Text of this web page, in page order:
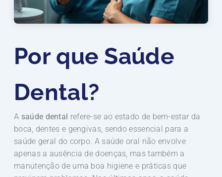
Por que Saúde
Dental?
A saúde dental refere-se ao estado de bem-estar da
boca, dentes e gengivas, sendo essencial para a
saúde geral do corpo. A saúde oral não envolve
apenas a ausência de doenças, mas também a
manutenção de uma boa higiene e práticas que